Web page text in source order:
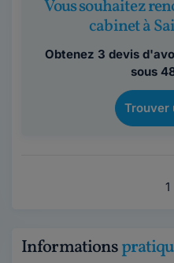
Vous souhaitez
cabinet à
Obtenez 3 devis
sous
Trouver
1
Informations